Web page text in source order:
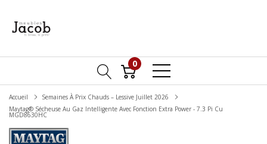
0
Accueil
Semaines À Prix Chauds – Lessive Juillet 2026
Maytag® Sécheuse Au Gaz Intelligente Avec Fonction Extra Power - 7.3 Pi Cu
MGD8630HC